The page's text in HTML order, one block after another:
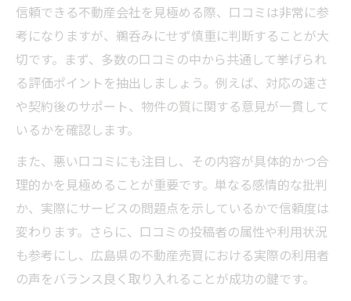
信頼できる不動産会社を見極める際、口コミは非常に参
考になりますが、鵜呑みにせず慎重に判断することが大
切です。まず、多数の口コミの中から共通して挙げられ
る評価ポイントを抽出しましょう。例えば、対応の速さ
や契約後のサポート、物件の質に関する意見が一貫して
いるかを確認します。
また、悪い口コミにも注目し、その内容が具体的かつ合
理的かを見極めることが重要です。単なる感情的な批判
か、実際にサービスの問題点を示しているかで信頼度は
変わります。さらに、口コミの投稿者の属性や利用状況
も参考にし、広島県の不動産売買における実際の利用者
の声をバランス良く取り入れることが成功の鍵です。